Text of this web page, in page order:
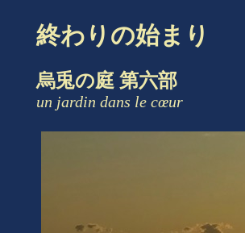
終わりの始まり
烏兎の庭 第六部
un jardin dans le cœur